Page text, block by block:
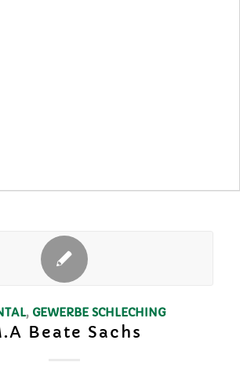
, GEWERBE SCHLECHING
Beate Sachs